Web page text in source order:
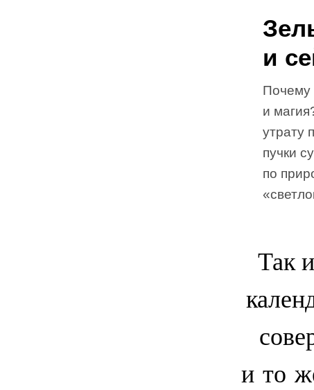
и
Почему
и
утрату
пучки
по
Так
и то